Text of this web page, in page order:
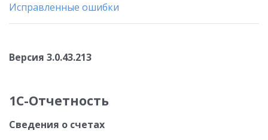
Исправленные ошибки
Версия 3.0.43.213
1С-Отчетность
Сведения о счетах